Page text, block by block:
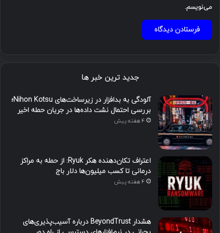
می‌نویسم.
جدید ترین خبر ها
آلودگی به بدافزار در زیرساخت‌های Nihon Kotsu؛
بررسی احتمال نشت داده‌ها در جریان حمله اخیر
4 هفته پیش
اعتراف تکان‌دهنده هکر Ryuk: از حمله به مراکز
درمانی تا کسب میلیون‌ها دلار باج
4 هفته پیش
هشدار BeyondTrust درباره آسیب‌پذیری‌های